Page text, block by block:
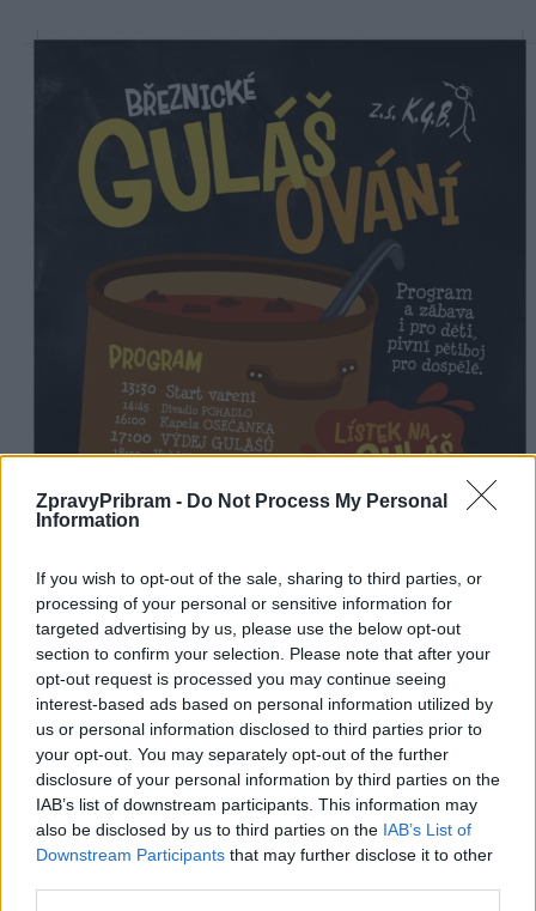
ZpravyPribram - Do Not Process My Personal
Information
If you wish to opt-out of the sale, sharing to third parties, or
processing of your personal or sensitive information for
targeted advertising by us, please use the below opt-out
section to confirm your selection. Please note that after your
opt-out request is processed you may continue seeing
interest-based ads based on personal information utilized by
us or personal information disclosed to third parties prior to
your opt-out. You may separately opt-out of the further
disclosure of your personal information by third parties on the
IAB’s list of downstream participants. This information may
also be disclosed by us to third parties on the IAB’s List of
Downstream Participants that may further disclose it to other
Komentáře